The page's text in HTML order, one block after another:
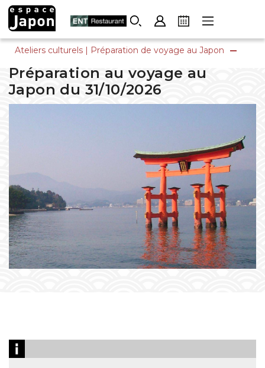
Skip
content
Ateliers culturels | Préparation de voyage au Japon
Préparation au voyage au
Japon du 31/10/2026